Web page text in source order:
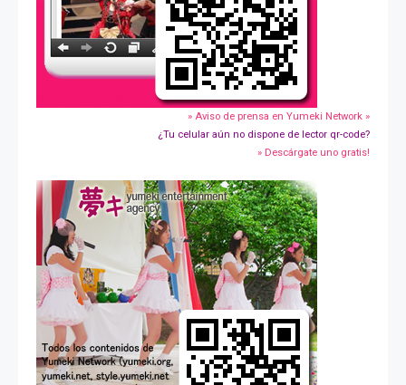
» Aviso de prensa en Yumeki Network »
¿Tu celular aún no dispone de lector qr-code?
» Descárgate uno gratis!